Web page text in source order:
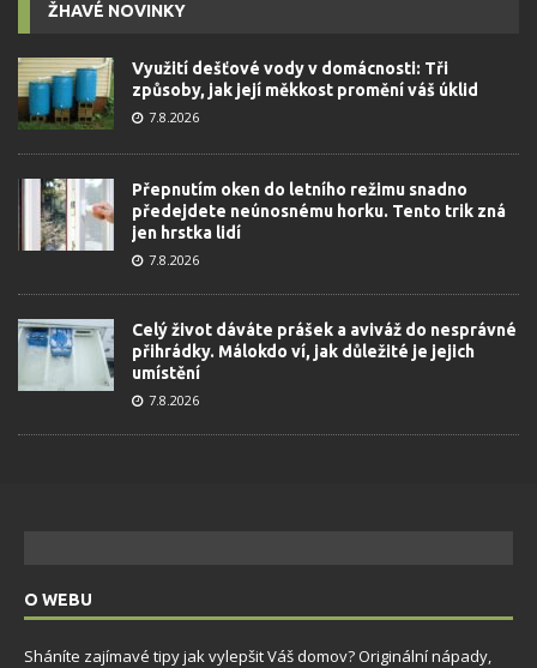
ŽHAVÉ NOVINKY
Využití dešťové vody v domácnosti: Tři
způsoby, jak její měkkost promění váš úklid
7.8.2026
Přepnutím oken do letního režimu snadno
předejdete neúnosnému horku. Tento trik zná
jen hrstka lidí
7.8.2026
Celý život dáváte prášek a aviváž do nesprávné
přihrádky. Málokdo ví, jak důležité je jejich
umístění
7.8.2026
O WEBU
Sháníte zajímavé tipy jak vylepšit Váš domov? Originální nápady,